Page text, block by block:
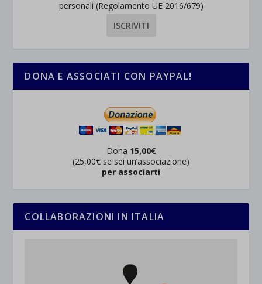
personali (Regolamento UE 2016/679)
DONA E ASSOCIATI CON PAYPAL!
Dona 15,00€
(25,00€ se sei un’associazione)
per associarti
COLLABORAZIONI IN ITALIA